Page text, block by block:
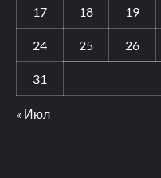
17 18 19
24 25 26
31
« Июл